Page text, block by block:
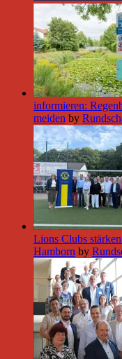
informieren:
meiden by
Lions Clubs
Hamborn by